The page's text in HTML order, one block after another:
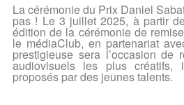
La cérémonie du Prix Daniel
pas ! Le 3 juillet 2025, à partir
édition de la cérémonie de
le médiaClub, en partenariat
prestigieuse sera l’occasion de
audiovisuels les plus créatifs,
proposés par des jeunes talents.